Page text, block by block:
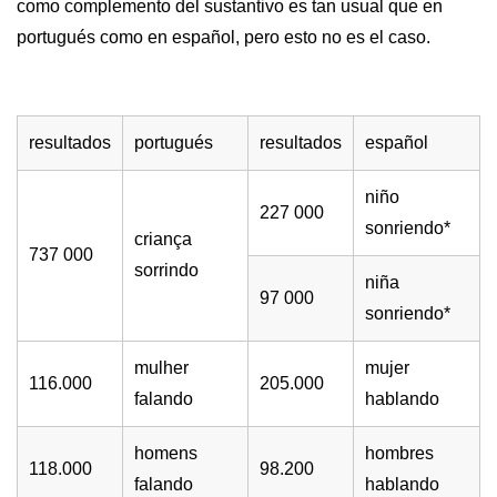
como complemento del sustantivo es tan usual que en
portugués como en español, pero esto no es el caso.
resultados portugués resultados español
737 000
criança
sorrindo
227 000
niño
sonriendo*
97 000
niña
sonriendo*
116.000
mulher
falando
205.000
mujer
hablando
118.000
homens
falando
98.200
hombres
hablando